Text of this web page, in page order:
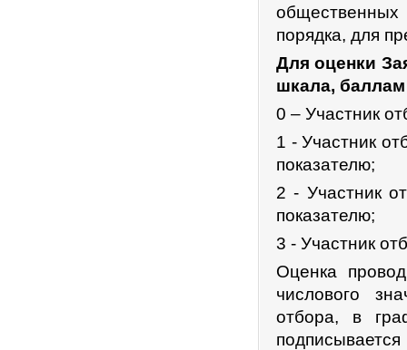
общественных
порядка, для
Для оценки
шкала,
0 – Участник
1 - Участник
показателю;
2 - Участник
показателю;
3 - Участник
Оценка
числового
отбора, в